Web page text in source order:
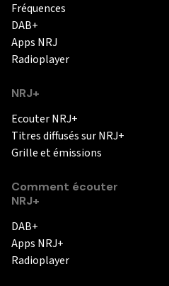
Fréquences
DAB+
Apps NRJ
Radioplayer
NRJ+
Ecouter NRJ+
Titres diffusés sur NRJ+
Grille et émissions
Comment écouter
NRJ+
DAB+
Apps NRJ+
Radioplayer